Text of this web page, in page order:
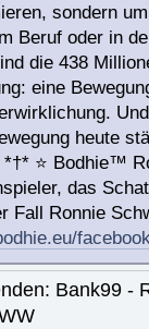
sondern
Beruf oder in
die 438
eine
heute
*†* ⭐️ Bodhie™
das
Fall Ronnie
Bank99 -